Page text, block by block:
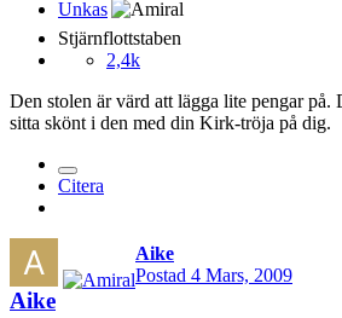
Stjärnflottstaben
2,4k
Den stolen är värd att lägga lite pengar på.
sitta skönt i den med din Kirk-tröja på dig.
Citera
Aike
Postad 4 Mars, 2009
Aike